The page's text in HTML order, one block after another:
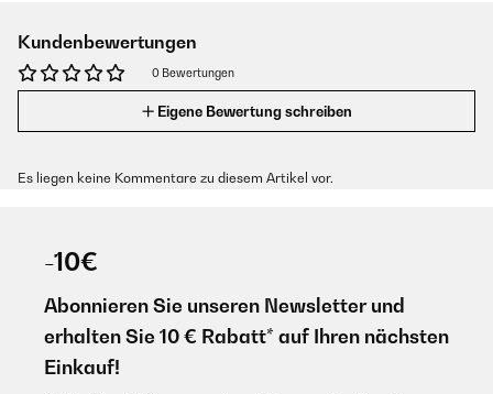
Kundenbewertungen
0 Bewertungen
Eigene Bewertung schreiben
Es liegen keine Kommentare zu diesem Artikel vor.
-10€
Abonnieren Sie unseren Newsletter und
erhalten Sie 10 € Rabatt* auf Ihren nächsten
Einkauf!